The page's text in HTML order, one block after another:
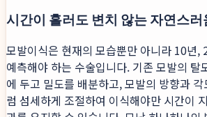
시간이 흘러도 변치 않는 자연스러
모발이식은 현재의 모습뿐만 아니라 10년,
예측해야 하는 수술입니다. 기존 모발의 탈
에 두고 밀도를 배분하고, 모발의 방향과
럼 섬세하게 조절하여 이식해야만 시간이